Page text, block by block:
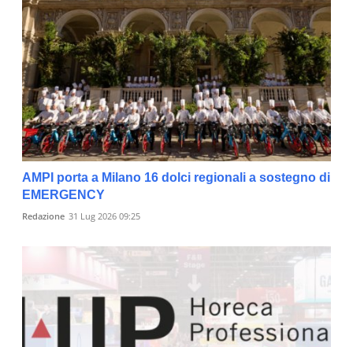
AMPI porta a Milano 16 dolci regionali a sostegno di
EMERGENCY
Redazione 31 Lug 2026 09:25